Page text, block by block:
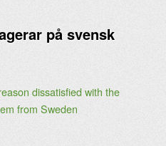
på svensk
dissatisfied with the
from Sweden